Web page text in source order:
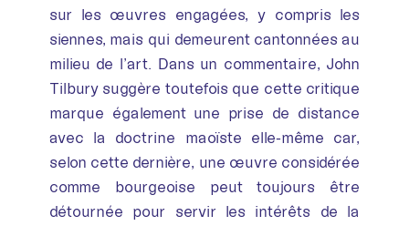
sur les œuvres engagées, y compris les
siennes, mais qui demeurent cantonnées au
milieu de l’art. Dans un commentaire, John
Tilbury suggère toutefois que cette critique
marque également une prise de distance
avec la doctrine maoïste elle-même car,
selon cette dernière, une œuvre considérée
comme bourgeoise peut toujours être
détournée pour servir les intérêts de la